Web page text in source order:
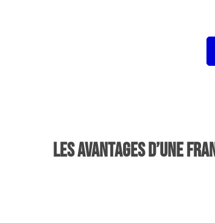
Les avantages d’une